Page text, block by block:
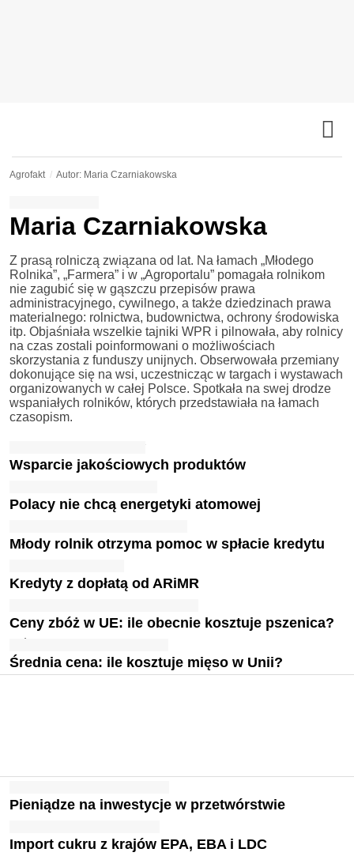
Agrofakt Autor: Maria Czarniakowska
Maria Czarniakowska
Z prasą rolniczą związana od lat. Na łamach „Młodego
Rolnika”, „Farmera” i w „Agroportalu” pomagała rolnikom
nie zagubić się w gąszczu przepisów prawa
administracyjnego, cywilnego, a także dziedzinach prawa
materialnego: rolnictwa, budownictwa, ochrony środowiska
itp. Objaśniała wszelkie tajniki WPR i pilnowała, aby rolnicy
na czas zostali poinformowani o możliwościach
skorzystania z funduszy unijnych. Obserwowała przemiany
dokonujące się na wsi, uczestnicząc w targach i wystawach
organizowanych w całej Polsce. Spotkała na swej drodze
wspaniałych rolników, których przedstawiała na łamach
czasopism.
Wsparcie jakościowych produktów
Polacy nie chcą energetyki atomowej
Młody rolnik otrzyma pomoc w spłacie kredytu
Kredyty z dopłatą od ARiMR
Ceny zbóż w UE: ile obecnie kosztuje pszenica?
Średnia cena: ile kosztuje mięso w Unii?
Pieniądze na inwestycje w przetwórstwie
Import cukru z krajów EPA, EBA i LDC